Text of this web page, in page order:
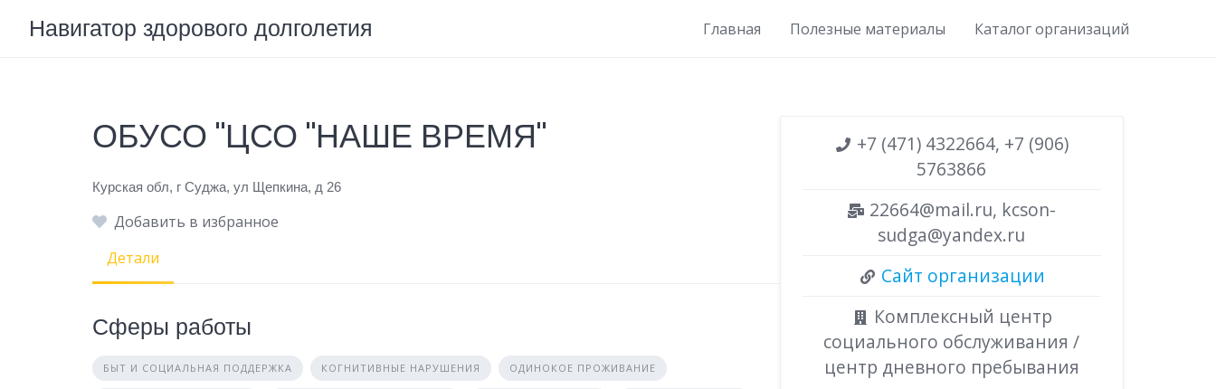
Навигатор здорового долголетия Главная Полезные материалы Каталог организаций
ОБУСО "ЦСО "НАШЕ ВРЕМЯ"
Курская обл, г Суджа, ул Щепкина, д 26
Добавить в избранное
Детали
Сферы работы
БЫТ И СОЦИАЛЬНАЯ ПОДДЕРЖКА КОГНИТИВНЫЕ НАРУШЕНИЯ ОДИНОКОЕ ПРОЖИВАНИЕ
+7 (471) 4322664, +7 (906)
5763866
22664@mail.ru, kcson-
sudga@yandex.ru
Сайт организации
Комплексный центр
социального обслуживания /
центр дневного пребывания